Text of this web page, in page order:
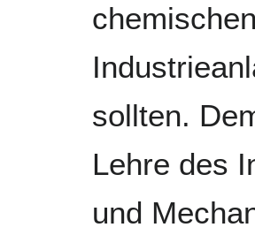
sollten.
Lehre des
und